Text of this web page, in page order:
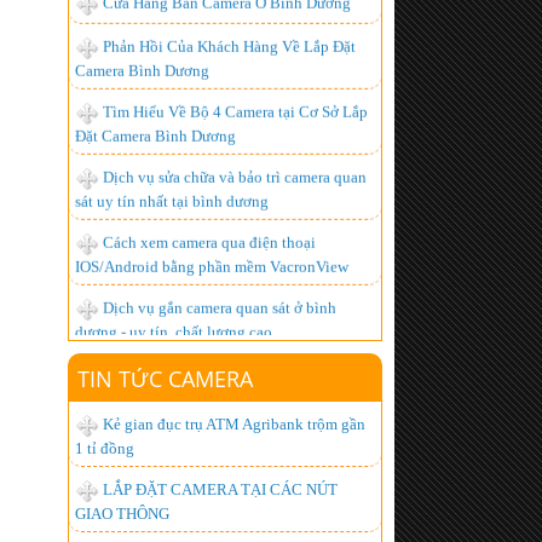
Tìm Hiểu Về Bộ 4 Camera tại Cơ Sở Lắp
Đặt Camera Bình Dương
Dịch vụ sửa chữa và bảo trì camera quan
sát uy tín nhất tại bình dương
Cách xem camera qua điện thoại
IOS/Android bằng phần mềm VacronView
Dịch vụ gắn camera quan sát ở bình
dương - uy tín, chất lượng cao
BỘ ĐÀM GIÁ RẺ, CHUYÊN DỤNG,
CHẤT LƯỢNG NHẤT HIỆN NAY
Lắp đặt camera giá bao nhiêu là hợp lý
nhất ?
Hơn 1.000 khách hàng đã trở thành
người tiêu dùng thông minh, còn bạn thì sao?
Lắp đặt camera quan sát góc rộng xem
được qua mạng từ xa
TIN TỨC CAMERA
Kẻ gian đục trụ ATM Agribank trộm gần
1 tỉ đồng
LẮP ĐẶT CAMERA TẠI CÁC NÚT
GIAO THÔNG